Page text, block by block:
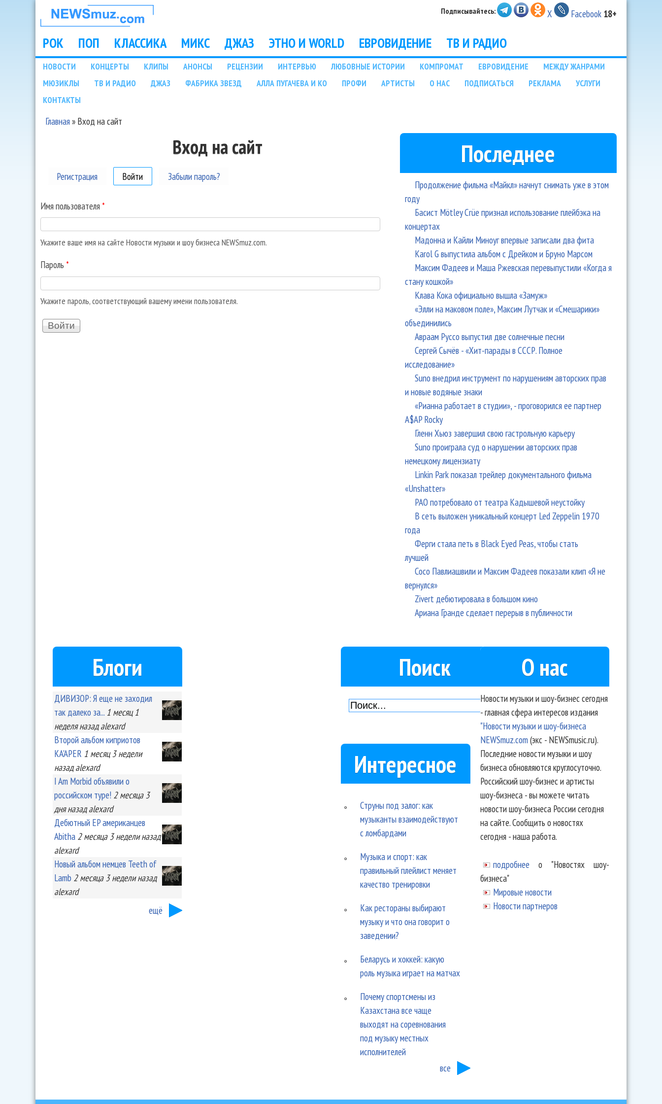
НОВОСТИ
МУЗЫКИ И
ШОУ БИЗНЕСА
NEWSMUZ.COM
Подписывайтесь: X Facebook 18+
Main menu
РОК ПОП КЛАССИКА МИКС ДЖАЗ ЭТНО И WORLD ЕВРОВИДЕНИЕ ТВ И РАДИО
Подразделы
НОВОСТИ КОНЦЕРТЫ КЛИПЫ АНОНСЫ РЕЦЕНЗИИ ИНТЕРВЬЮ ЛЮБОВНЫЕ ИСТОРИИ КОМПРОМАТ ЕВРОВИДЕНИЕ
МЕЖДУ ЖАНРАМИ
МЮЗИКЛЫ
ТВ И РАДИО ДЖАЗ ФАБРИКА ЗВЕЗД АЛЛА ПУГАЧЕВА И КО ПРОФИ АРТИСТЫ О НАС ПОДПИСАТЬСЯ РЕКЛАМА
УСЛУГИ
КОНТАКТЫ
Вы здесь
Главная» Вход на сайт
Вход на сайт
Регистрация Войти (активная вкладка)
Забыли пароль?
Имя пользователя *
Укажите ваше имя на сайте Новости музыки и шоу бизнеса NEWSmuz.com.
Пароль *
Укажите пароль, соответствующий вашему имени пользователя.
Последнее
Продолжение фильма «Майкл» начнут снимать уже в этом
году
Басист Mötley Crüe признал использование плейбэка на
концертах
Мадонна и Кайли Миноуг впервые записали два фита
Karol G выпустила альбом с Дрейком и Бруно Марсом
Максим Фадеев и Маша Ржевская перевыпустили «Когда я
стану кошкой»
Клава Кока официально вышла «Замуж»
«Элли на маковом поле», Максим Лутчак и «Смешарики»
объединились
Авраам Руссо выпустил две солнечные песни
Сергей Сычёв - «Хит-парады в СССР. Полное
исследование»
Suno внедрил инструмент по нарушениям авторских прав
и новые водяные знаки
«Рианна работает в студии», - проговорился ее партнер
A$AP Rocky
Гленн Хьюз завершил свою гастрольную карьеру
Suno проиграла суд о нарушении авторских прав
немецкому лицензиату
Linkin Park показал трейлер документального фильма
«Unshatter»
РАО потребовало от театра Кадышевой неустойку
В сеть выложен уникальный концерт Led Zeppelin 1970
года
Ферги стала петь в Black Eyed Peas, чтобы стать
лучшей
Сосо Павлиашвили и Максим Фадеев показали клип «Я не
вернулся»
Zivert дебютировала в большом кино
Ариана Гранде сделает перерыв в публичности
Блоги
ДИВИЗОР: Я еще не заходил
так далеко за... 1 месяц 1
неделяназад alexard
Второй альбом киприотов
KA'APER 1 месяц 3 недели
назад alexard
I Am Morbid объявили о
российском туре! 2 месяца 3
дняназад alexard
Дебютный EP американцев
Abitha 2 месяца 3 неделиназад
alexard
Новый альбом немцев Teeth of
Lamb 2 месяца 3 неделиназад
alexard
ещё
Поиск
Интересное
Струны под залог: как
музыканты взаимодействуют
с ломбардами
Музыка и спорт: как
правильный плейлист меняет
качество тренировки
Как рестораны выбирают
музыку и что она говорит о
заведении?
Беларусь и хоккей: какую
роль музыка играет на матчах
Почему спортсмены из
Казахстана все чаще
выходят на соревнования
под музыку местных
исполнителей
все
О нас
Новости музыки и шоу-бизнес сегодня
- главная сфера интересов издания
"Новости музыки и шоу-бизнеса
NEWSmuz.com(экс - NEWSmusic.ru).
Последние новости музыки и шоу
бизнеса обновляются круглосуточно.
Российский шоу-бизнес и артисты
шоу-бизнеса - вы можете читать
новости шоу-бизнеса России сегодня
на сайте. Сообщить о новостях
сегодня - наша работа.
подробнее о "Новостях шоу-
бизнеса"
Мировые новости
Новости партнеров